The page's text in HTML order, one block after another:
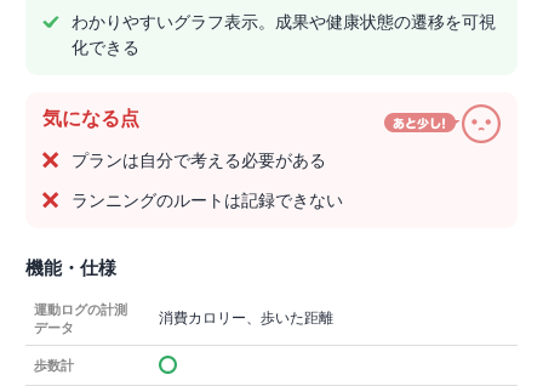
わかりやすいグラフ表示。成果や健康状態の遷移を可視
化できる
気になる点
プランは自分で考える必要がある
ランニングのルートは記録できない
機能・仕様
運動ログの計測
データ
消費カロリー、歩いた距離
歩数計